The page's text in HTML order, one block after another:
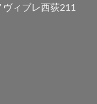
ィブレ西荻211